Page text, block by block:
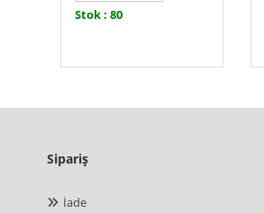
Stok : 80
Sipariş
İade